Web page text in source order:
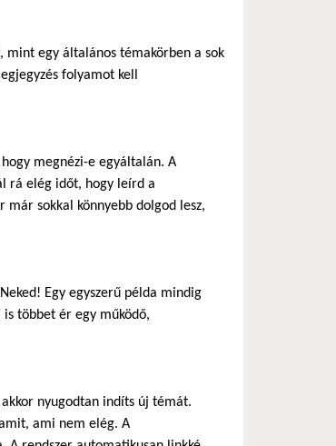
egy általános témakörben a sok
folyamot kell
megnézi-e egyáltalán. A
rá elég időt, hogy leírd a
sokkal könnyebb dolgod lesz,
Egy egyszerű példa mindig
többet ér egy működő,
nyugodtan indíts új témát.
ami nem elég. A